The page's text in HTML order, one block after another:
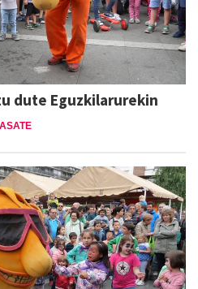
dute Eguzkilarurekin